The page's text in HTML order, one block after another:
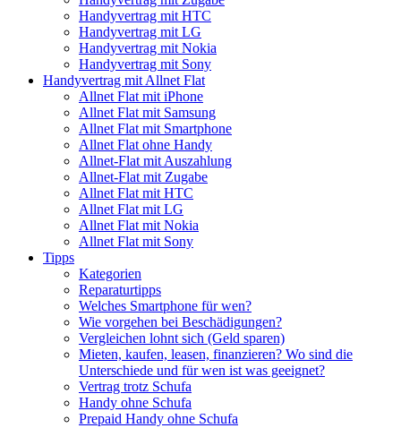
Handyvertrag mit HTC
Handyvertrag mit LG
Handyvertrag mit Nokia
Handyvertrag mit Sony
Handyvertrag mit Allnet Flat
Allnet Flat mit iPhone
Allnet Flat mit Samsung
Allnet Flat mit Smartphone
Allnet Flat ohne Handy
Allnet-Flat mit Auszahlung
Allnet-Flat mit Zugabe
Allnet Flat mit HTC
Allnet Flat mit LG
Allnet Flat mit Nokia
Allnet Flat mit Sony
Tipps
Kategorien
Reparaturtipps
Welches Smartphone für wen?
Wie vorgehen bei Beschädigungen?
Vergleichen lohnt sich (Geld sparen)
Mieten, kaufen, leasen, finanzieren? Wo sind die
Unterschiede und für wen ist was geeignet?
Vertrag trotz Schufa
Handy ohne Schufa
Prepaid Handy ohne Schufa